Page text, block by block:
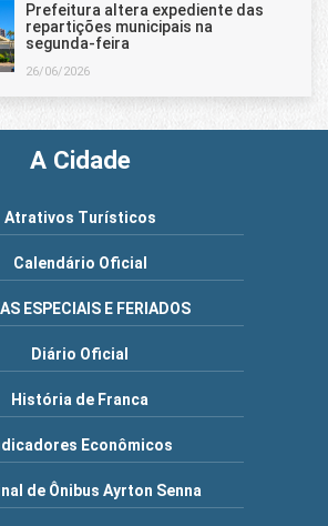
Prefeitura altera expediente das
repartições municipais na
segunda-feira
26/06/2026
A Cidade
Atrativos Turísticos
Calendário Oficial
ESPECIAIS E FERIADOS
Diário Oficial
História de Franca
Econômicos
de Ônibus Ayrton Senna